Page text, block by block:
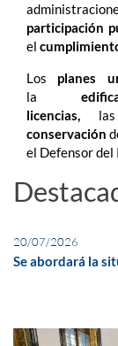
participación
el
Los planes
la
licencias,
conservación
el Defensor del
20/07/2026
Se abordará la